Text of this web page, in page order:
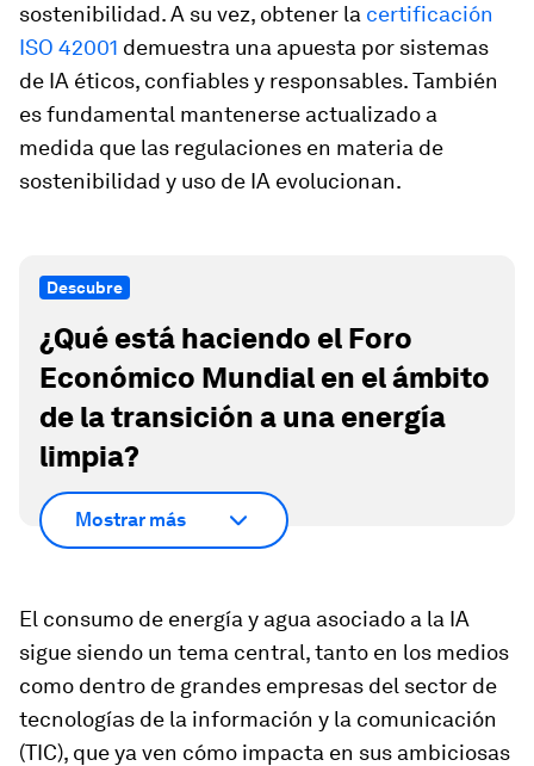
sostenibilidad. A su vez, obtener la certificación
ISO 42001 demuestra una apuesta por sistemas
de IA éticos, confiables y responsables. También
es fundamental mantenerse actualizado a
medida que las regulaciones en materia de
sostenibilidad y uso de IA evolucionan.
Descubre
¿Qué está haciendo el Foro
Económico Mundial en el ámbito
de la transición a una energía
limpia?
Mostrar más
El consumo de energía y agua asociado a la IA
sigue siendo un tema central, tanto en los medios
como dentro de grandes empresas del sector de
tecnologías de la información y la comunicación
(TIC), que ya ven cómo impacta en sus ambiciosas